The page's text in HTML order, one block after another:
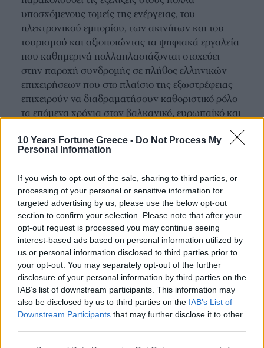
10 Years Fortune Greece - Do Not Process My
Personal Information
If you wish to opt-out of the sale, sharing to third parties, or
processing of your personal or sensitive information for
targeted advertising by us, please use the below opt-out
section to confirm your selection. Please note that after your
opt-out request is processed you may continue seeing
interest-based ads based on personal information utilized by
us or personal information disclosed to third parties prior to
your opt-out. You may separately opt-out of the further
disclosure of your personal information by third parties on the
IAB’s list of downstream participants. This information may
also be disclosed by us to third parties on the IAB’s List of
Downstream Participants that may further disclose it to other
υποσχόμενους τομείς της ενέργειας, του
ηλεκτρονικού εμπορίου, των ακινήτων και του
τουρισμού και αξιοποιώντας τα ψηφιακά εργαλεία
που καθημερινά πολλαπλασιάζονται στοχεύει
στην παροχή συνδρομής σε πλήθος ελληνικών
επιχειρήσεων που στο πλαίσιο της εξωστρέφειας
επιχειρούν να διαδραματήσουν καθοριστικό ρόλο
τα επόμενα χρόνια στον βαλκανικό, ευρωπαϊκό και
διεθνή χώρο και να μεγιστοποιήσει το πλήθος και
τον βαθμό ικανοποίησης επιχειρηματιών που
απαρτίζουν το διεθνές της πελατολόγιο.
OUR ECOSYSTEM